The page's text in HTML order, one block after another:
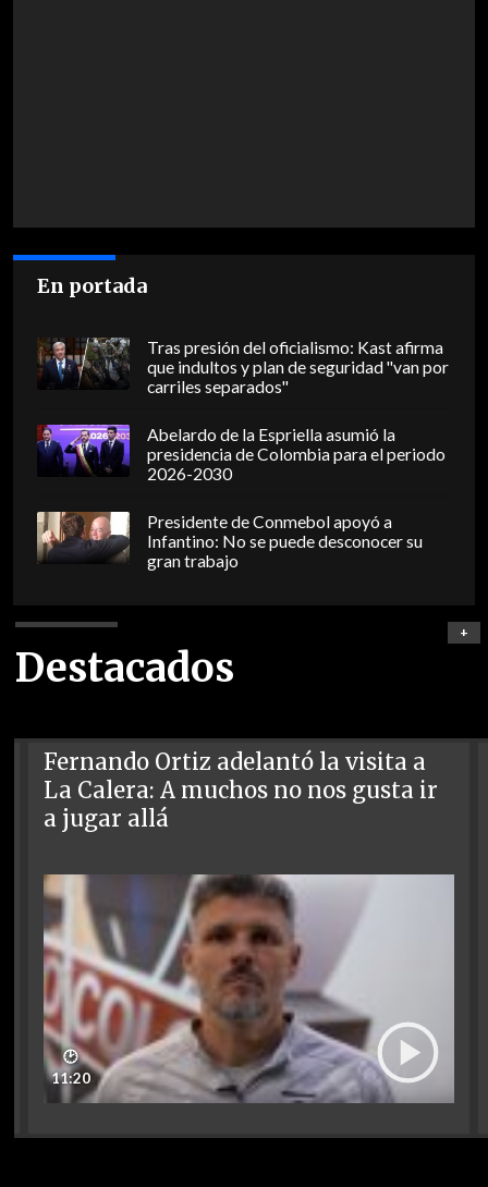
En portada
Tras presión del oficialismo: Kast afirma
que indultos y plan de seguridad "van por
carriles separados"
Abelardo de la Espriella asumió la
presidencia de Colombia para el periodo
2026-2030
Presidente de Conmebol apoyó a
Infantino: No se puede desconocer su
gran trabajo
Destacados
+
Fernando Ortiz adelantó la visita a
La Calera: A muchos no nos gusta ir
a jugar allá
🕑
11:20